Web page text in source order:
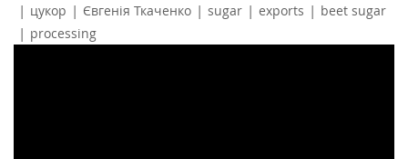
| цукор | Євгенія Ткаченко | sugar | exports | beet sugar
| processing